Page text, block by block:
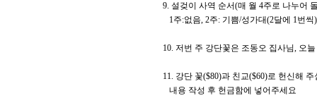
9. 설겆이 사역 순서(매 월 4주로 나누어
1주:없음, 2주: 기쁨/성가대(2달에 1번
10. 저번 주 강단꽃은 조동오 집사님, 오
11. 강단 꽃($80)과 친교($60)로 헌신해
내용 작성 후 헌금함에 넣어주세요